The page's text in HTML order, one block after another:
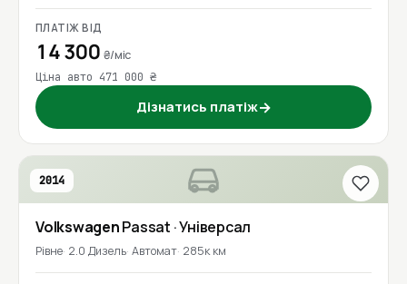
ПЛАТІЖ ВІД
14 300 ₴/міс
Ціна авто 471 000 ₴
Дізнатись платіж→
2014
VolkswagenPassat · Універсал
Рівне 2.0 Дизель Автомат 285к км